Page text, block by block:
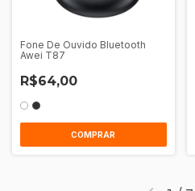
Fone De Ouvido Bluetooth
Awei T87
R$64,00
COMPRAR